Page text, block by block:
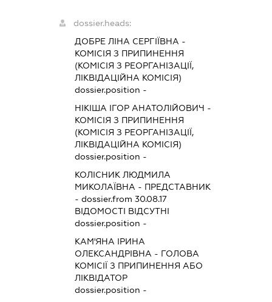
dossier.heads:
ДОБРЕ ЛІНА СЕРГІЇВНА -
КОМІСІЯ З ПРИПИНЕННЯ
(КОМІСІЯ З РЕОРГАНІЗАЦІЇ,
ЛІКВІДАЦІЙНА КОМІСІЯ)
dossier.position -
НІКІША ІГОР АНАТОЛІЙОВИЧ -
КОМІСІЯ З ПРИПИНЕННЯ
(КОМІСІЯ З РЕОРГАНІЗАЦІЇ,
ЛІКВІДАЦІЙНА КОМІСІЯ)
dossier.position -
КОЛІСНИК ЛЮДМИЛА
МИКОЛАЇВНА - ПРЕДСТАВНИК
- dossier.from 30.08.17
ВІДОМОСТІ ВІДСУТНІ
dossier.position -
КАМ'ЯНА ІРИНА
ОЛЕКСАНДРІВНА - ГОЛОВА
КОМІСІЇ З ПРИПИНЕННЯ АБО
ЛІКВІДАТОР
dossier.position -